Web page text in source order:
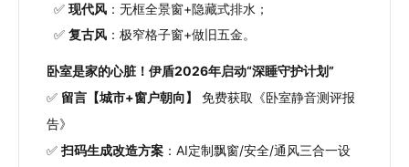
✅ 现代风：无框全景窗+隐藏式排水；
✅ 复古风：极窄格子窗+做旧五金。
卧室是家的心脏！伊盾2026年启动“深睡守护计划”
✅ 留言【城市+窗户朝向】
免费获取《卧室静音测评报
告》
✅ 扫码生成改造方案 ：AI定制飘窗/安全/通风三合一设